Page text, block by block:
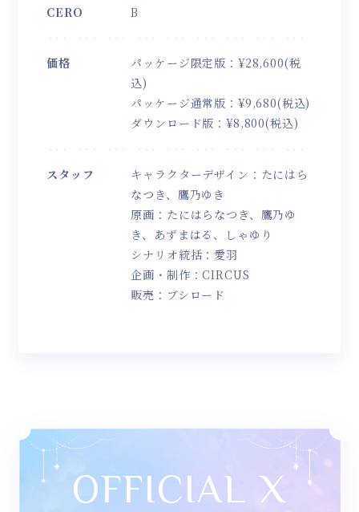
CERO B
価格
パッケージ限定版：¥28,600(税
込)
パッケージ通常版：¥9,680(税込)
ダウンロード版：¥8,800(税込)
スタッフ
キャラクターデザイン：たにはら
なつき、鷹乃ゆき
原画：たにはらなつき、鷹乃ゆ
き、あずまはる、しゃゆり
シナリオ統括：愛羽
企画・制作：CIRCUS
販売：ブシロード
OFFICIAL X